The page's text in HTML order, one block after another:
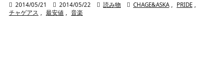
 2014/05/21  2014/05/22  読み物  CHAGE&ASKA PRIDE
チャゲアス
最安値 音楽